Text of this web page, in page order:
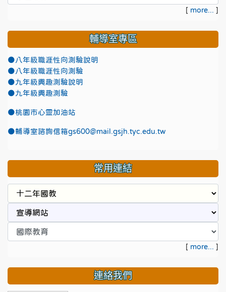
[ more... ]
輔導室專區
●八年級職涯性向測驗說明
●八年級職涯性向測驗
●九年級興趣測驗說明
●九年級興趣測驗
●桃園市心靈加油站
●輔導室諮詢信箱gs600@mail.gsjh.tyc.edu.tw
常用連結
[ more... ]
連絡我們